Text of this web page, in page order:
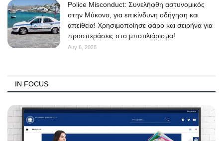
Police Misconduct: Συνελήφθη αστυνομικός
στην Μύκονο, για επικίνδυνη οδήγηση και
απείθεια! Χρησιμοποίησε φάρο και σειρήνα για
προσπεράσεις στο μποτιλιάρισμα!
Αυγ 6, 2026
IN FOCUS